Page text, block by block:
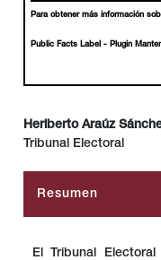
Para obtener más información
Public Facts Label - Plugin
Heriberto Araúz
Tribunal Electoral
Resumen
El Tribunal